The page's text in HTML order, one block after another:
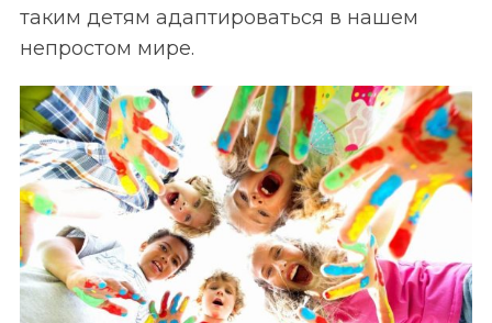
таким детям адаптироваться в нашем
непростом мире.